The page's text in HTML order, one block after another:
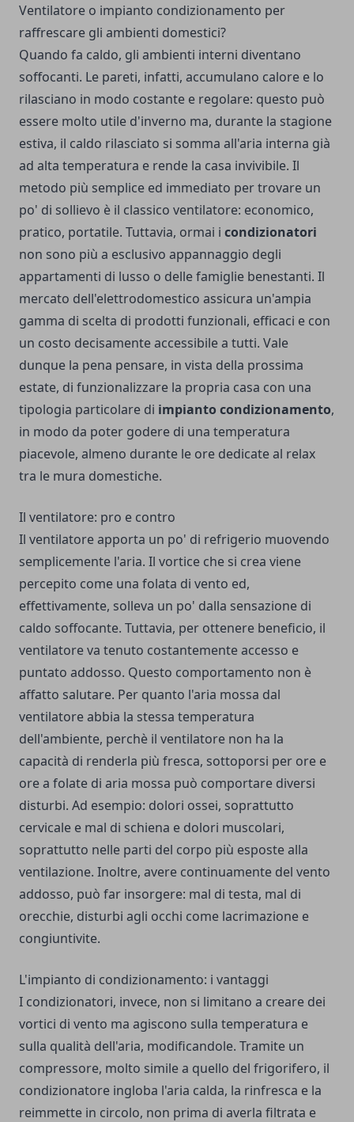
Ventilatore o impianto condizionamento per
raffrescare gli ambienti domestici?
Quando fa caldo, gli ambienti interni diventano
soffocanti. Le pareti, infatti, accumulano calore e lo
rilasciano in modo costante e regolare: questo può
essere molto utile d'inverno ma, durante la stagione
estiva, il caldo rilasciato si somma all'aria interna già
ad alta temperatura e rende la casa invivibile. Il
metodo più semplice ed immediato per trovare un
po' di sollievo è il classico ventilatore: economico,
pratico, portatile. Tuttavia, ormai i condizionatori
non sono più a esclusivo appannaggio degli
appartamenti di lusso o delle famiglie benestanti. Il
mercato dell'elettrodomestico assicura un'ampia
gamma di scelta di prodotti funzionali, efficaci e con
un costo decisamente accessibile a tutti. Vale
dunque la pena pensare, in vista della prossima
estate, di funzionalizzare la propria casa con una
tipologia particolare di impianto condizionamento,
in modo da poter godere di una temperatura
piacevole, almeno durante le ore dedicate al relax
tra le mura domestiche.
Il ventilatore: pro e contro
Il ventilatore apporta un po' di refrigerio muovendo
semplicemente l'aria. Il vortice che si crea viene
percepito come una folata di vento ed,
effettivamente, solleva un po' dalla sensazione di
caldo soffocante. Tuttavia, per ottenere beneficio, il
ventilatore va tenuto costantemente accesso e
puntato addosso. Questo comportamento non è
affatto salutare. Per quanto l'aria mossa dal
ventilatore abbia la stessa temperatura
dell'ambiente, perchè il ventilatore non ha la
capacità di renderla più fresca, sottoporsi per ore e
ore a folate di aria mossa può comportare diversi
disturbi. Ad esempio: dolori ossei, soprattutto
cervicale e mal di schiena e dolori muscolari,
soprattutto nelle parti del corpo più esposte alla
ventilazione. Inoltre, avere continuamente del vento
addosso, può far insorgere: mal di testa, mal di
orecchie, disturbi agli occhi come lacrimazione e
congiuntivite.
L'impianto di condizionamento: i vantaggi
I condizionatori, invece, non si limitano a creare dei
vortici di vento ma agiscono sulla temperatura e
sulla qualità dell'aria, modificandole. Tramite un
compressore, molto simile a quello del frigorifero, il
condizionatore ingloba l'aria calda, la rinfresca e la
reimmette in circolo, non prima di averla filtrata e